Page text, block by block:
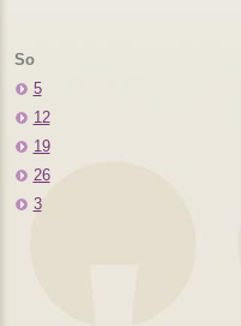
So
5
12
19
26
3